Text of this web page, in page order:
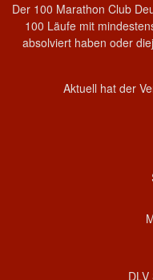
Der 100 Marathon Club
100 Läufe mit
absolviert haben oder
Aktuell hat der